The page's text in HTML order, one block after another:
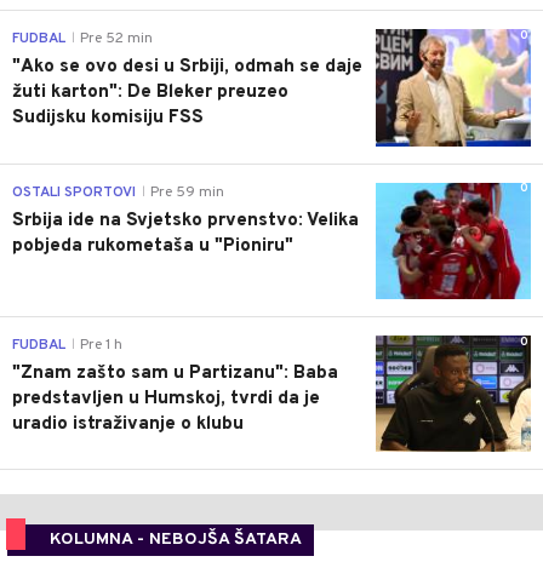
0
FUDBAL Pre 52 min
"Ako se ovo desi u Srbiji, odmah se daje
žuti karton": De Bleker preuzeo
Sudijsku komisiju FSS
0
OSTALI SPORTOVI Pre 59 min
Srbija ide na Svjetsko prvenstvo: Velika
pobjeda rukometaša u "Pioniru"
0
FUDBAL Pre 1 h
"Znam zašto sam u Partizanu": Baba
predstavljen u Humskoj, tvrdi da je
uradio istraživanje o klubu
KOLUMNA - NEBOJŠA ŠATARA